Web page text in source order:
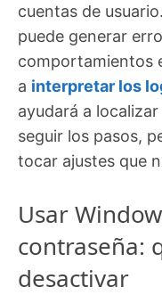
cuentas de
puede generar
comportamientos
a interpretar los
ayudará a
seguir los pasos,
tocar ajustes que
Usar
contraseña:
desactivar